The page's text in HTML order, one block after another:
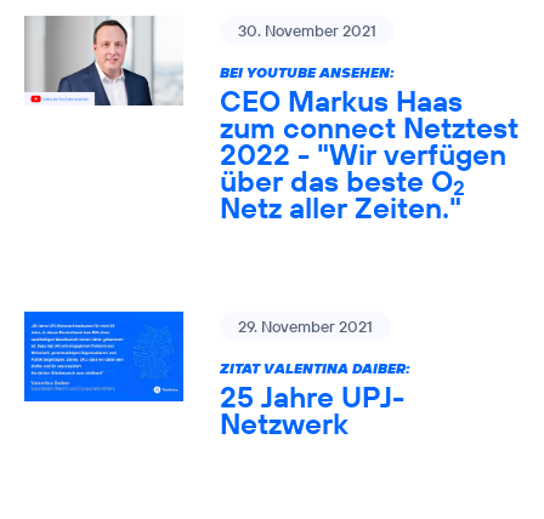
30. November 2021
BEI YOUTUBE ANSEHEN:
CEO Markus Haas
zum connect Netztest
2022 - "Wir verfügen
über das beste O2
Netz aller Zeiten."
29. November 2021
ZITAT VALENTINA DAIBER:
25 Jahre UPJ-
Netzwerk